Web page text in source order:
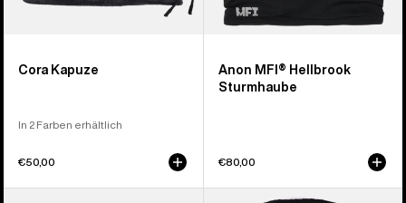
Cora Kapuze
In 2 Farben erhältlich
€50,00
Anon MFI® Hellbrook
Sturmhaube
€80,00